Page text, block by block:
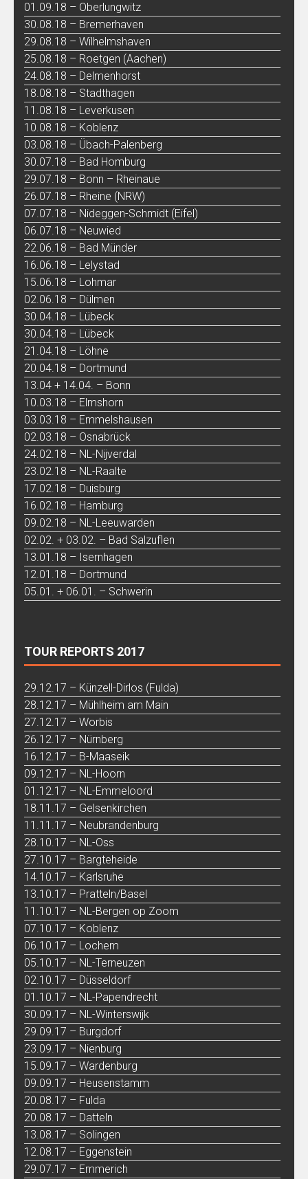
01.09.18 – Oberlungwitz
30.08.18 – Bremerhaven
29.08.18 – Wilhelmshaven
25.08.18 – Roetgen (Aachen)
24.08.18 – Delmenhorst
18.08.18 – Stadthagen
11.08.18 – Leverkusen
10.08.18 – Koblenz
03.08.18 – Übach-Palenberg
30.07.18 – Bad Homburg
29.07.18 – Bonn – Rheinaue
26.07.18 – Rheine (NRW)
07.07.18 – Nideggen-Schmidt (Eifel)
06.07.18 – Neuwied
22.06.18 – Bad Münder
16.06.18 – Lelystad
15.06.18 – Lohmar
02.06.18 – Dülmen
30.04.18 – Lübeck
30.04.18 – Lübeck
21.04.18 – Löhne
20.04.18 – Dortmund
13.04 + 14.04. – Bonn
10.03.18 – Elmshorn
03.03.18 – Emmelshausen
02.03.18 – Osnabrück
24.02.18 – NL-Nijverdal
23.02.18 – NL-Raalte
17.02.18 – Duisburg
16.02.18 – Hamburg
09.02.18 – NL-Leeuwarden
02.02. + 03.02. – Bad Salzuflen
13.01.18 – Isernhagen
12.01.18 – Dortmund
05.01. + 06.01. – Schwerin
TOUR REPORTS 2017
29.12.17 – Künzell-Dirlos (Fulda)
28.12.17 – Mühlheim am Main
27.12.17 – Worbis
26.12.17 – Nürnberg
16.12.17 – B-Maaseik
09.12.17 – NL-Hoorn
01.12.17 – NL-Emmeloord
18.11.17 – Gelsenkirchen
11.11.17 – Neubrandenburg
28.10.17 – NL-Oss
27.10.17 – Bargteheide
14.10.17 – Karlsruhe
13.10.17 – Pratteln/Basel
11.10.17 – NL-Bergen op Zoom
07.10.17 – Koblenz
06.10.17 – Lochem
05.10.17 – NL-Terneuzen
02.10.17 – Düsseldorf
01.10.17 – NL-Papendrecht
30.09.17 – NL-Winterswijk
29.09.17 – Burgdorf
23.09.17 – Nienburg
15.09.17 – Wardenburg
09.09.17 – Heusenstamm
20.08.17 – Fulda
20.08.17 – Datteln
13.08.17 – Solingen
12.08.17 – Eggenstein
29.07.17 – Emmerich